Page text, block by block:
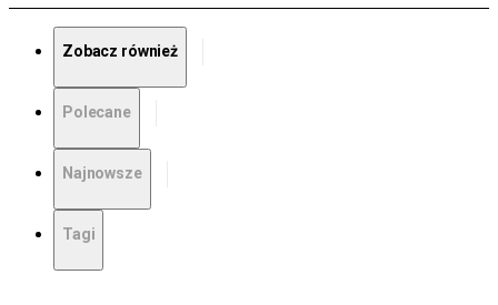
Zobacz również
Polecane
Najnowsze
Tagi